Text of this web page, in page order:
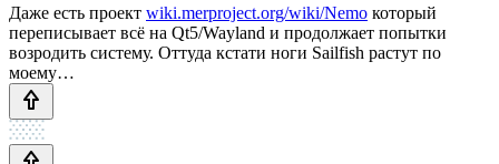
Даже есть проект wiki.merproject.org/wiki/Nemo который
переписывает всё на Qt5/Wayland и продолжает попытки
возродить систему. Оттуда кстати ноги Sailfish растут по
моему…